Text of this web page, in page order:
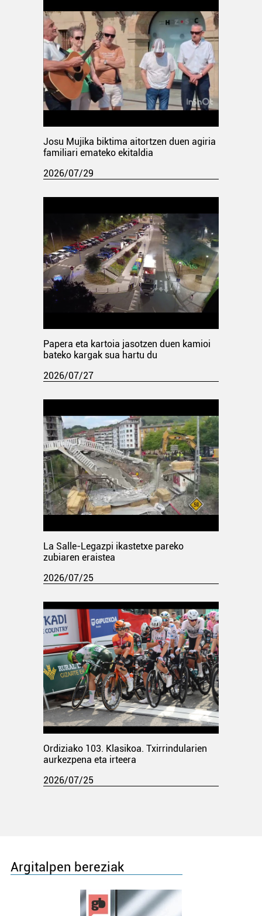
Josu Mujika biktima aitortzen duen agiria
familiari emateko ekitaldia
2026/07/29
Papera eta kartoia jasotzen duen kamioi
bateko kargak sua hartu du
2026/07/27
La Salle-Legazpi ikastetxe pareko
zubiaren eraistea
2026/07/25
Ordiziako 103. Klasikoa. Txirrindularien
aurkezpena eta irteera
2026/07/25
Argitalpen bereziak